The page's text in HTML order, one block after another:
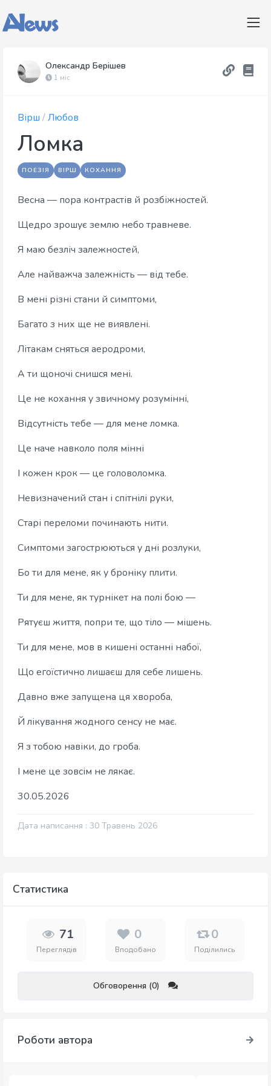
Олександр Берішев
1 міс
Вірш /Любов
Ломка
ПОЕЗІЯ ВІРШ КОХАННЯ
Весна — пора контрастів й розбіжностей.
Щедро зрошує землю небо травневе.
Я маю безліч залежностей,
Але найважча залежність — від тебе.
В мені різні стани й симптоми,
Багато з них ще не виявлені.
Літакам сняться аеродроми,
А ти щоночі снишся мені.
Це не кохання у звичному розумінні,
Відсутність тебе — для мене ломка.
Це наче навколо поля мінні
І кожен крок — це головоломка.
Невизначений стан і спітнілі руки,
Старі переломи починають нити.
Симптоми загострюються у дні розлуки,
Бо ти для мене, як у броніку плити.
Ти для мене, як турнікет на полі бою —
Рятуєш життя, попри те, що тіло — мішень.
Ти для мене, мов в кишені останні набої,
Що егоїстично лишаєш для себе лишень.
Давно вже запущена ця хвороба,
Й лікування жодного сенсу не має.
Я з тобою навіки, до гроба.
І мене це зовсім не лякає.
30.05.2026
Дата написання : 30 Травень 2026
Статистика
71
Переглядів
0
Вподобано
0
Поділились
Обговорення (0)
Роботи автора